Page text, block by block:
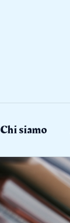
Chi siamo